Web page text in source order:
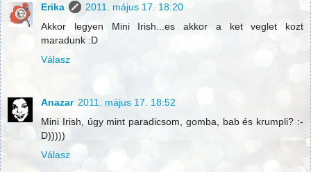
Erika
2011. május 17. 18:20
Akkor legyen Mini Irish...es akkor a ket veglet kozt
maradunk :D
Válasz
Anazar 2011. május 17. 18:52
Mini Irish, úgy mint paradicsom, gomba, bab és krumpli? :-
D)))))
Válasz